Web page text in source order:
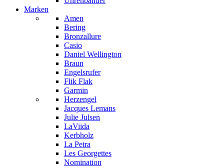
Marken
Amen
Bering
Bronzallure
Casio
Daniel Wellington
Braun
Engelsrufer
Flik Flak
Garmin
Herzengel
Jacques Lemans
Julie Julsen
LaViida
Kerbholz
La Petra
Les Georgettes
Nomination